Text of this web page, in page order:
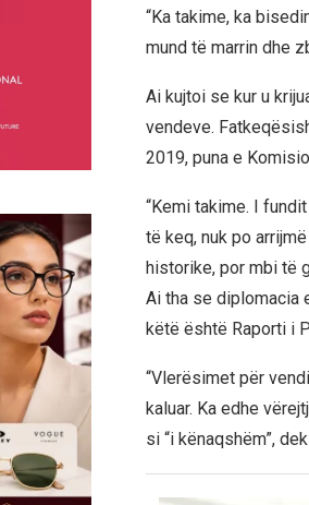
“Ka takime, ka
mund të marrin dhe
Ai kujtoi se kur u
vendeve.
2019, puna e
“Kemi takime. I
të keq, nuk po
historike, por mbi të
Ai tha se diplomacia
këtë është Raporti i
“Vlerësimet për
kaluar. Ka edhe
si “i kënaqshëm”,